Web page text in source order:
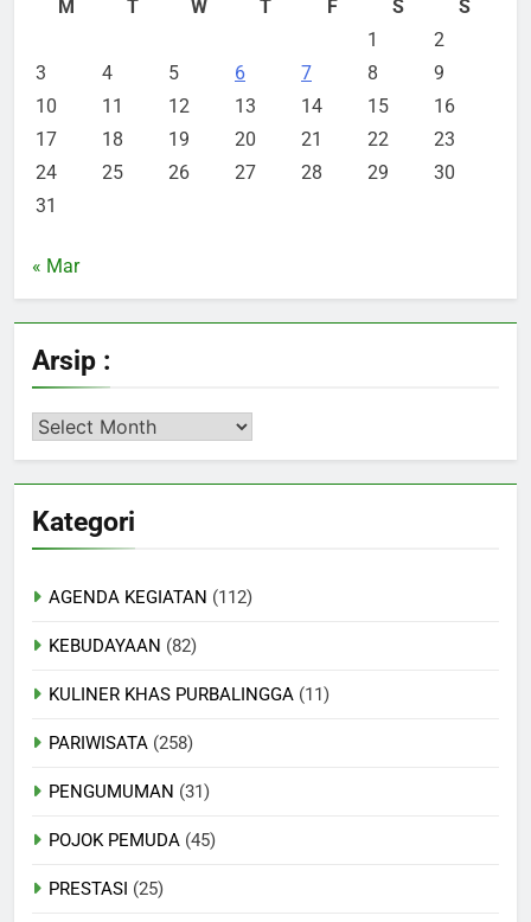
M
T W T F S
S
1
2
3
4 5 6 7 8
9
10
11 12 13 14 15
16
17
18 19 20 21 22
23
24
25 26 27 28 29
30
31
« Mar
Arsip :
Arsip
Kategori
AGENDA KEGIATAN (112)
KEBUDAYAAN (82)
KULINER KHAS PURBALINGGA (11)
PARIWISATA (258)
PENGUMUMAN (31)
POJOK PEMUDA (45)
PRESTASI (25)